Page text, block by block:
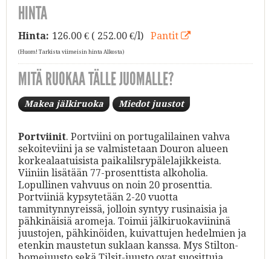
HINTA
Hinta: 126.00€ ( 252.00 €/l) Pantit
(Huom! Tarkista viimeisin hinta Alkosta)
MITÄ RUOKAA TÄLLE JUOMALLE?
Makea jälkiruoka Miedot juustot
Portviinit. Portviini on portugalilainen vahva
sekoiteviini ja se valmistetaan Douron alueen
korkealaatuisista paikalilsrypälelajikkeista.
Viiniin lisätään 77-prosenttista alkoholia.
Lopullinen vahvuus on noin 20 prosenttia.
Portviiniä kypsytetään 2-20 vuotta
tammitynnyreissä, jolloin syntyy rusinaisia ja
pähkinäisiä aromeja. Toimii jälkiruokaviininä
juustojen, pähkinöiden, kuivattujen hedelmien ja
etenkin maustetun suklaan kanssa. Mys Stilton-